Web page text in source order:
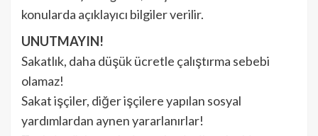
konularda açıklayıcı bilgiler verilir.
UNUTMAYIN!
Sakatlık, daha düşük ücretle çalıştırma sebebi
olamaz!
Sakat işçiler, diğer işçilere yapılan sosyal
yardımlardan aynen yararlanırlar!